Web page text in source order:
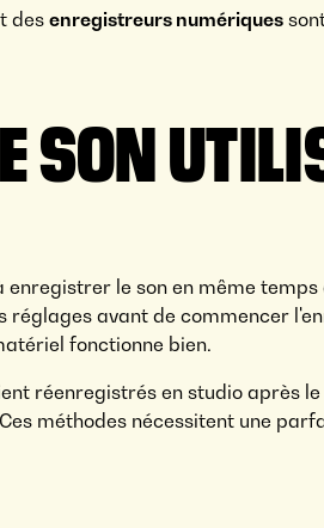
des enregistreurs numériques
SON
le son en même
avant de commencer
fonctionne bien.
réenregistrés en studio après
méthodes nécessitent une